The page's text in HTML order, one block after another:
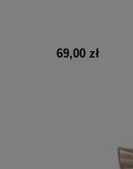
69,00 zł